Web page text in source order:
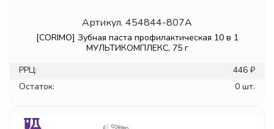
Артикул. 454844-807A
[CORIMO] Зубная паста профилактическая 10 в 1
МУЛЬТИКОМПЛЕКС, 75 г
РРЦ:
446 ₽
Остаток:
0 шт.